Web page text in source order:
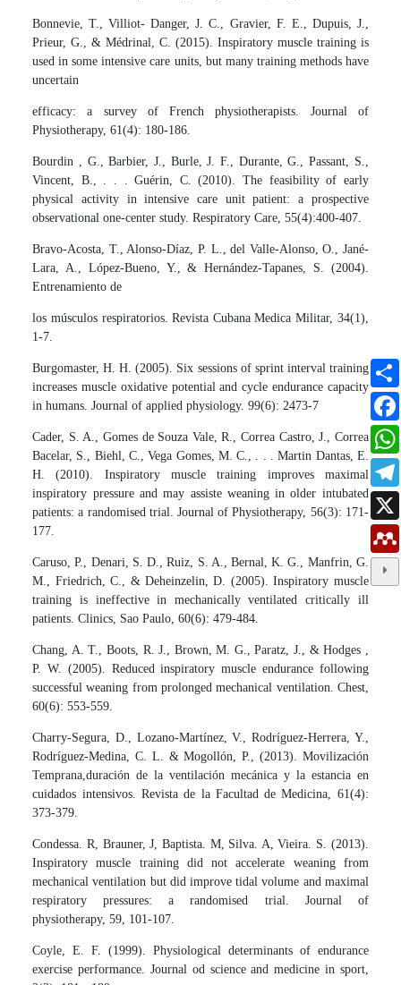
Bonnevie, T., Villiot- Danger, J. C., Gravier, F. E., Dupuis, J.,
Prieur, G., & Médrinal, C. (2015). Inspiratory muscle training is
used in some intensive care units, but many training methods have
uncertain
efficacy: a survey of French physiotherapists. Journal of
Physiotherapy, 61(4): 180-186.
Bourdin , G., Barbier, J., Burle, J. F., Durante, G., Passant, S.,
Vincent, B., . . . Guérin, C. (2010). The feasibility of early
physical activity in intensive care unit patient: a prospective
observational one-center study. Respiratory Care, 55(4):400-407.
Bravo-Acosta, T., Alonso-Díaz, P. L., del Valle-Alonso, O., Jané-
Lara, A., López-Bueno, Y., & Hernández-Tapanes, S. (2004).
Entrenamiento de
los músculos respiratorios. Revista Cubana Medica Militar, 34(1),
1-7.
Burgomaster, H. H. (2005). Six sessions of sprint interval training
increases muscle oxidative potential and cycle endurance capacity
in humans. Journal of applied physiology. 99(6): 2473-7
Cader, S. A., Gomes de Souza Vale, R., Correa Castro, J., Correa
Bacelar, S., Biehl, C., Vega Gomes, M. C., . . . Martin Dantas, E.
H. (2010). Inspiratory muscle training improves maximal
inspiratory pressure and may assiste weaning in older intubated
patients: a randomised trial. Journal of Physiotherapy, 56(3): 171-
177.
Caruso, P., Denari, S. D., Ruiz, S. A., Bernal, K. G., Manfrin, G.
M., Friedrich, C., & Deheinzelin, D. (2005). Inspiratory muscle
training is ineffective in mechanically ventilated critically ill
patients. Clinics, Sao Paulo, 60(6): 479-484.
Chang, A. T., Boots, R. J., Brown, M. G., Paratz, J., & Hodges ,
P. W. (2005). Reduced inspiratory muscle endurance following
successful weaning from prolonged mechanical ventilation. Chest,
60(6): 553-559.
Charry-Segura, D., Lozano-Martínez, V., Rodríguez-Herrera, Y.,
Rodríguez-Medina, C. L. & Mogollón, P., (2013). Movilización
Temprana,duración de la ventilación mecánica y la estancia en
cuidados intensivos. Revista de la Facultad de Medicina, 61(4):
373-379.
Condessa. R, Brauner, J, Baptista. M, Silva. A, Vieira. S. (2013).
Inspiratory muscle training did not accelerate weaning from
mechanical ventilation but did improve tidal volume and maximal
respiratory pressures: a randomised trial. Journal of
physiotherapy, 59, 101-107.
Coyle, E. F. (1999). Physiological determinants of endurance
exercise performance. Journal od science and medicine in sport,